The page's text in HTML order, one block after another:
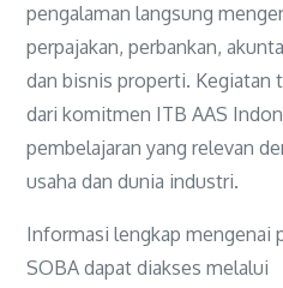
pengalaman langsung
perpajakan, perbankan,
dan bisnis properti. Kegiatan
dari komitmen ITB AAS
pembelajaran yang relevan
usaha dan dunia industri.
Informasi lengkap mengenai
SOBA dapat diakses melalui